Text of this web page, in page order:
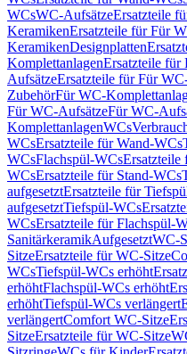
WCsWC-AufsätzeErsatzteile
KeramikenErsatzteile für Für
KeramikenDesignplatten
KomplettanlagenErsatzteile für
AufsätzeErsatzteile für Für
ZubehörFür WC-
Für WC-AufsätzeFür WC-
KomplettanlagenWCs
WCsErsatzteile für Wand-WCs
WCsFlachspül-WCsErsatzteile
WCsErsatzteile für Stand-WCs
aufgesetztErsatzteile für
aufgesetztTiefspül-WCs
WCsErsatzteile für Flachspül-
SanitärkeramikAufgesetztWC-
SitzeErsatzteile für WC-Sitze
WCsTiefspül-WCs erhöht
erhöhtFlachspül-WCs erhöht
erhöhtTiefspül-WCs verlängert
verlängertComfort WC-Sitze
SitzeErsatzteile für WC-Sitze